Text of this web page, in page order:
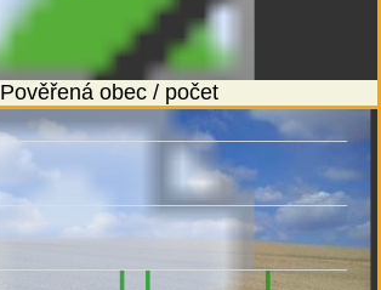
Pověřená obec / počet